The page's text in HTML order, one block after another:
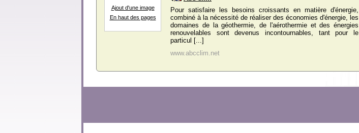
Ajout d'une image
En haut des pages
Pour satisfaire les besoins croissants en matière d'énergie,
combiné à la nécessité de réaliser des économies d'énergie, les
domaines de la géothermie, de l'aérothermie et des énergies
renouvelables sont devenus incontournables, tant pour le
particul [...]
www.abcclim.net